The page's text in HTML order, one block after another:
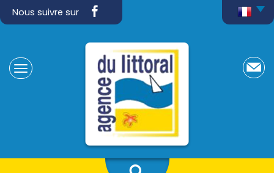
Nous suivre sur